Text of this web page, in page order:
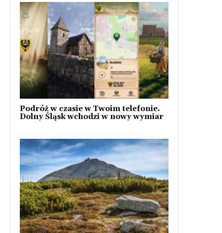
Podróż w czasie w Twoim telefonie.
Dolny Śląsk wchodzi w nowy wymiar